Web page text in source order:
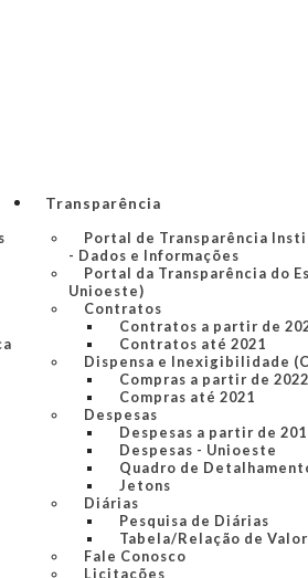
Transparência
Portal de Transparência
- Dados e Informações
Portal da Transparência do
Unioeste)
Contratos
Contratos a partir de
Contratos até 2021
Dispensa e Inexigibilidade
Compras a partir de 2022
Compras até 2021
Despesas
Despesas a partir de
Despesas - Unioeste
Quadro de
Jetons
Diárias
Pesquisa de Diárias
Tabela/Relação de
Fale Conosco
Licitações